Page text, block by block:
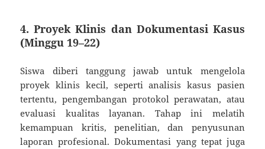
4. Proyek Klinis dan Dokumentasi Kasus
(Minggu 19–22)
Siswa diberi tanggung jawab untuk mengelola
proyek klinis kecil, seperti analisis kasus pasien
tertentu, pengembangan protokol perawatan, atau
evaluasi kualitas layanan. Tahap ini melatih
kemampuan kritis, penelitian, dan penyusunan
laporan profesional. Dokumentasi yang tepat juga